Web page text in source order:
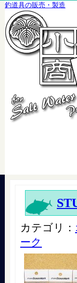
釣道具の販売・製造
カテゴリ：
ーク